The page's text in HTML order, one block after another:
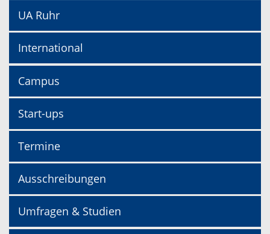
UA Ruhr
International
Campus
Start-ups
Termine
Ausschreibungen
Umfragen & Studien